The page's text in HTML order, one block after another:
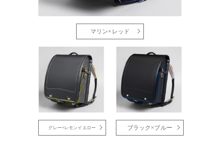
マリン×レッド
グレー×レモンイエロー ブラック×ブルー